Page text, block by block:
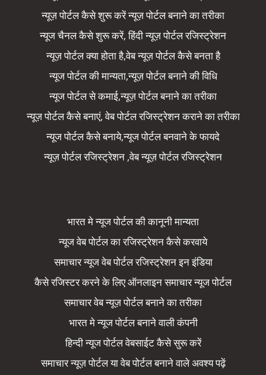
न्यूज़ पोर्टल कैसे शुरू करें न्यूज़ पोर्टल बनाने का तरीका
न्यूज चैनल कैसे शुरू करें, हिंदी न्यूज़ पोर्टल रजिस्ट्रेशन
न्यूज़ पोर्टल क्या होता है,वेब न्यूज़ पोर्टल कैसे बनता है
न्यूज पोर्टल की मान्यता,न्यूज़ पोर्टल बनाने की विधि
न्यूज पोर्टल से कमाई,न्यूज़ पोर्टल बनाने का तरीका
न्यूज़ पोर्टल कैसे बनाएं, वेब पोर्टल रजिस्ट्रेशन कराने का तरीका
न्यूज पोर्टल कैसे बनाये,न्यूज पोर्टल बनवाने के फायदे
न्यूज़ पोर्टल रजिस्ट्रेशन ,वेब न्यूज़ पोर्टल रजिस्ट्रेशन
भारत मे न्यूज पोर्टल की कानूनी मान्यता
न्यूज वेब पोर्टल का रजिस्ट्रेशन कैसे करवाये
समाचार न्यूज वेब पोर्टल रजिस्ट्रेशन इन इंडिया
कैसे रजिस्टर करने के लिए ऑनलाइन समाचार न्यूज पोर्टल
समाचार वेब न्यूज़ पोर्टल बनाने का तरीका
भारत मे न्यूज पोर्टल बनाने वाली कंपनी
हिन्दी न्यूज पोर्टल वेबसाईट कैसे सुरू करें
समाचार न्यूज़ पोर्टल या वेब पोर्टल बनाने वाले अवश्य पढ़ें